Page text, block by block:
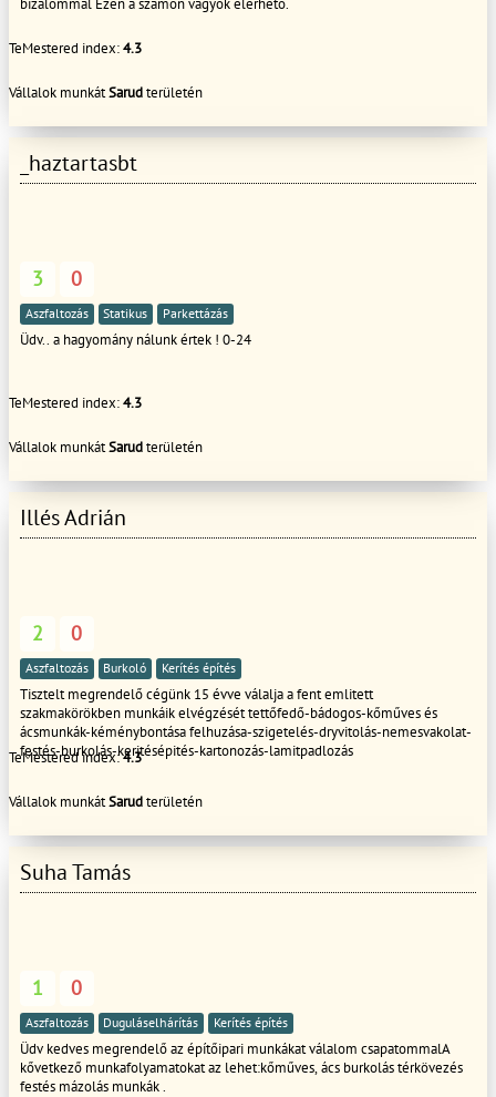
TeMestered index:4.3
Vállalok munkátSarudterületén
_haztartasbt
3 0
Aszfaltozás Statikus Parkettázás
Üdv.. a hagyomány nálunk értek ! 0-24
TeMestered index:4.3
Vállalok munkátSarudterületén
Illés Adrián
2 0
Aszfaltozás Burkoló Kerítés építés
Tisztelt megrendelő cégünk 15 évve válalja a fent emlitett
szakmakörökben munkáik elvégzését tettőfedő-bádogos-kőműves és
ácsmunkák-kéménybontása felhuzása-szigetelés-dryvitolás-nemesvakolat-
festés-burkolás-keritésépités-kartonozás-lamitpadlozás
TeMestered index:4.3
Vállalok munkátSarudterületén
Suha Tamás
1 0
Aszfaltozás Duguláselhárítás Kerítés építés
Üdv kedves megrendelő az építőipari munkákat válalom csapatommalA
kővetkező munkafolyamatokat az lehet:kőműves, ács burkolás térkövezés
festés mázolás munkák .